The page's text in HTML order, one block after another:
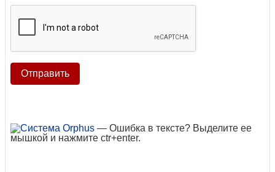
— Ошибка в тексте? Выделите ее
мышкой и нажмите ctr+enter.